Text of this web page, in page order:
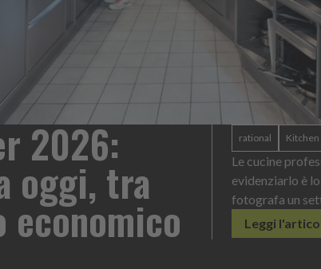
un formato
di servizio